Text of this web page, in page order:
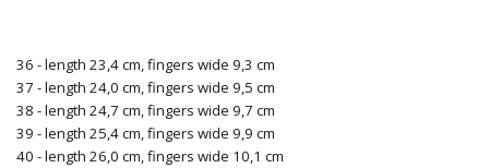
36 - length 23,4 cm, fingers wide 9,3 cm
37 - length 24,0 cm, fingers wide 9,5 cm
38 - length 24,7 cm, fingers wide 9,7 cm
39 - length 25,4 cm, fingers wide 9,9 cm
40 - length 26,0 cm, fingers wide 10,1 cm